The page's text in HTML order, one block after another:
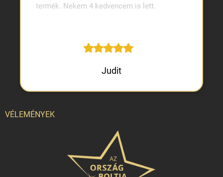
termék. Nekem 4 kedvencem is lett.
Judit
VÉLEMÉNYEK